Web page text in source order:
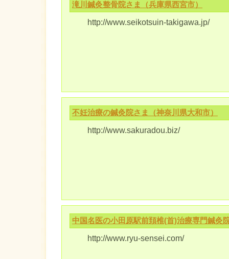
滝川鍼灸整骨院さま（兵庫県西宮市）
http://www.seikotsuin-takigawa.jp/
不妊治療の鍼灸院さま（神奈川県大和市）
http://www.sakuradou.biz/
中国名医の小田原駅前頚椎(首)治療専門鍼灸
http://www.ryu-sensei.com/